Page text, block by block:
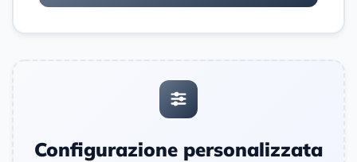
Configurazione personalizzata